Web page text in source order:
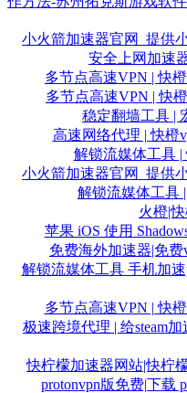
小火箭加速器官网_提供
安全上网加速
多节点高速VPN | 快
多节点高速VPN | 快
稳定翻墙工具 |
高速网络代理 | 快橙
解锁流媒体工具 |
小火箭加速器官网_提供
解锁流媒体工具
火橙|
苹果 iOS 使用
免费海外加速器|免费
解锁流媒体工具 手机加速
多节点高速VPN | 快
极速跨境代理 | 给steam
快柠檬加速器网站|快柠
protonvpn版免费|下载